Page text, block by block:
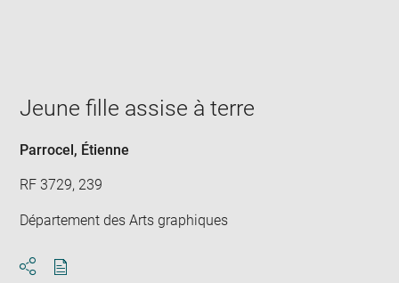
Jeune fille assise à terre
Parrocel, Étienne
RF 3729, 239
Département des Arts graphiques